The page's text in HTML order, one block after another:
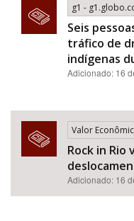
g1 -
Seis
tráfico de
indígenas
Adicionado: 16
Valor
Rock in Rio
Adicionado: 16